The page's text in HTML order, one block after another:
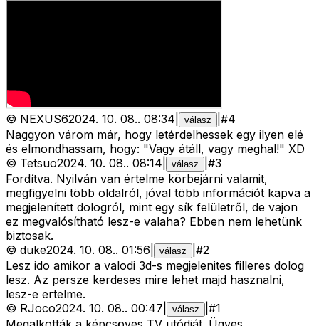
© NEXUS62024. 10. 08.. 08:34 válasz #4
Naggyon várom már, hogy letérdelhessek egy ilyen elé
és elmondhassam, hogy: "Vagy átáll, vagy meghal!" XD
© Tetsuo2024. 10. 08.. 08:14 válasz #3
Fordítva. Nyilván van értelme körbejárni valamit,
megfigyelni több oldalról, jóval több információt kapva a
megjelenített dologról, mint egy sík felületről, de vajon
ez megvalósítható lesz-e valaha? Ebben nem lehetünk
biztosak.
© duke2024. 10. 08.. 01:56 válasz #2
Lesz ido amikor a valodi 3d-s megjelenites filleres dolog
lesz. Az persze kerdeses mire lehet majd hasznalni,
lesz-e ertelme.
© RJoco2024. 10. 08.. 00:47 válasz #1